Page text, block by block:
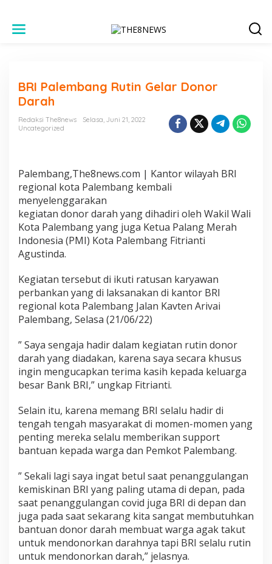
BRI Palembang Rutin Gelar Donor
Darah
Redaksi The8news
Selasa, Juni 21, 2022
Uncategorized
Palembang,The8news.com | Kantor wilayah BRI
regional kota Palembang kembali
menyelenggarakan
kegiatan donor darah yang dihadiri oleh Wakil Wali
Kota Palembang yang juga Ketua Palang Merah
Indonesia (PMI) Kota Palembang Fitrianti
Agustinda.
Kegiatan tersebut di ikuti ratusan karyawan
perbankan yang di laksanakan di kantor BRI
regional kota Palembang Jalan Kavten Arivai
Palembang, Selasa (21/06/22)
” Saya sengaja hadir dalam kegiatan rutin donor
darah yang diadakan, karena saya secara khusus
ingin mengucapkan terima kasih kepada keluarga
besar Bank BRI,” ungkap Fitrianti.
Selain itu, karena memang BRI selalu hadir di
tengah tengah masyarakat di momen-momen yang
penting mereka selalu memberikan support
bantuan kepada warga dan Pemkot Palembang.
” Sekali lagi saya ingat betul saat penanggulangan
kemiskinan BRI yang paling utama di depan, pada
saat penanggulangan covid juga BRI di depan dan
juga pada saat sekarang kita sangat membutuhkan
bantuan donor darah membuat warga agak takut
untuk mendonorkan darahnya tapi BRI selalu rutin
untuk mendonorkan darah,” jelasnya.